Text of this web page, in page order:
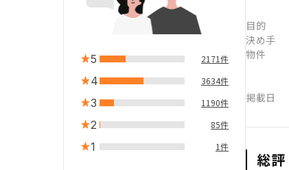
5 2171件
4 3634件
3 1190件
2 85件
1 1件
目的
決め手
物件
掲載日
総評